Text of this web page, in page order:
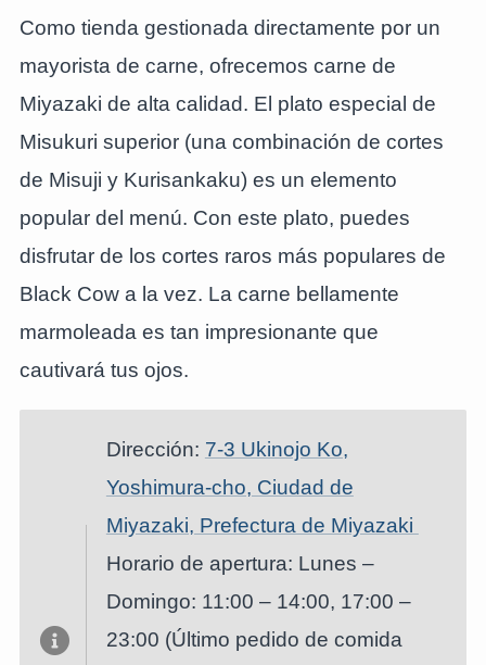
Como tienda gestionada directamente por un
mayorista de carne, ofrecemos carne de
Miyazaki de alta calidad. El plato especial de
Misukuri superior (una combinación de cortes
de Misuji y Kurisankaku) es un elemento
popular del menú. Con este plato, puedes
disfrutar de los cortes raros más populares de
Black Cow a la vez. La carne bellamente
marmoleada es tan impresionante que
cautivará tus ojos.
Dirección: 7-3 Ukinojo Ko,
Yoshimura-cho, Ciudad de
Miyazaki, Prefectura de Miyazaki
Horario de apertura: Lunes –
Domingo: 11:00 – 14:00, 17:00 –
23:00 (Último pedido de comida